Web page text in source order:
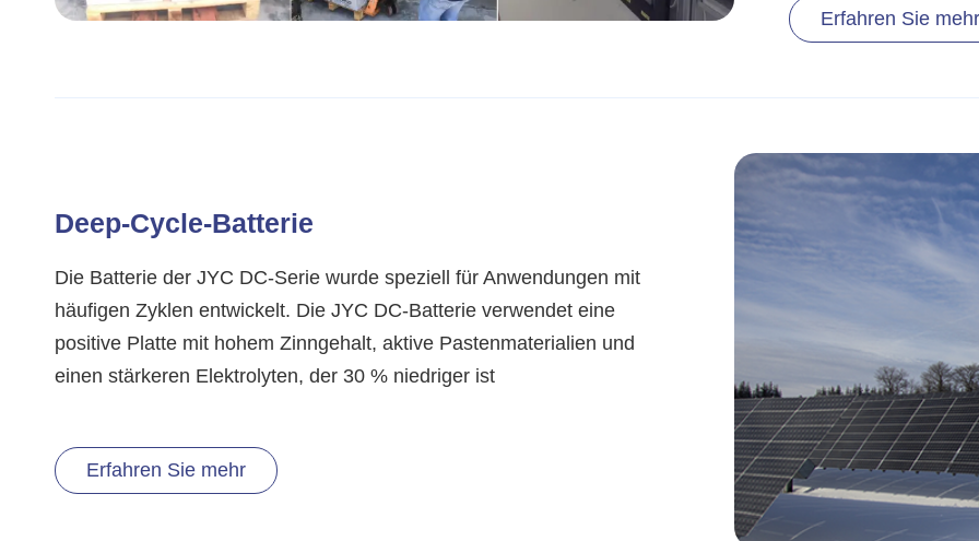
Erfahren Sie mehr
Deep-Cycle-Batterie
Die Batterie der JYC DC-Serie wurde speziell für Anwendungen mit
häufigen Zyklen entwickelt. Die JYC DC-Batterie verwendet eine
positive Platte mit hohem Zinngehalt, aktive Pastenmaterialien und
einen stärkeren Elektrolyten, der 30 % niedriger ist
Erfahren Sie mehr